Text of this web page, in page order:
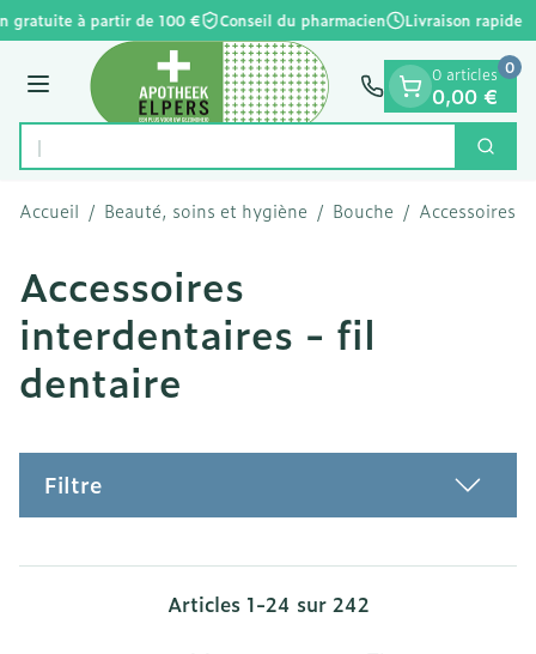
Aller au contenu
1 de 1
gratuite à partir de 100 € Conseil du pharmacien Livraison rapide
Menu
Rechercher
Trouvez
0 articles
0,00 €
0
Accueil / Beauté, soins et hygiène / Bouche / Accessoires
Accessoires
interdentaires - fil
dentaire
Filtre
Articles 1-24 sur 242